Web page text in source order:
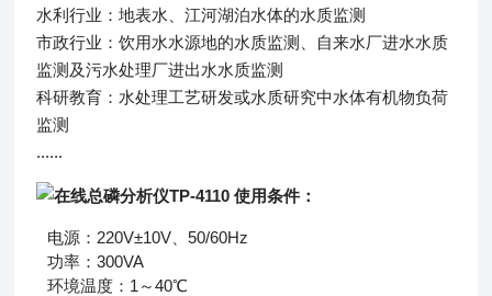
水利行业：地表水、江河湖泊水体的水质监测
市政行业：饮用水水源地的水质监测、自来水厂进水水质
监测及污水处理厂进出水水质监测
科研教育：水处理工艺研发或水质研究中水体有机物负荷
监测
......
使用条件：
电源：220V±10V、50/60Hz
功率：300VA
环境温度：1～40℃